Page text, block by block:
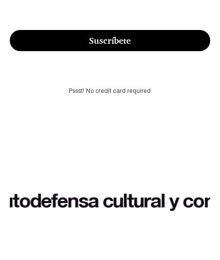
Suscríbete
Pssst! No credit card required
extra a buen